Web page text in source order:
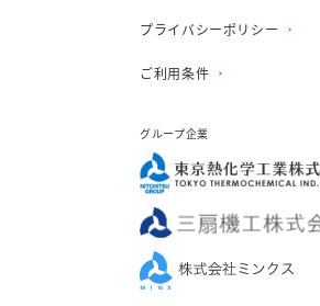
ユーザーからのお問い合わせに回
め（本人確認を行うことを含む）
る他のサービスの案内のメールを
メンテナンス，重要なお知らせな
利用規約に違反したユーザーや，
当な目的でサービスを利用しよう
ーザーの特定をし，ご利用をお断
プライバシーポリシー
ご利用条件
グループ企業